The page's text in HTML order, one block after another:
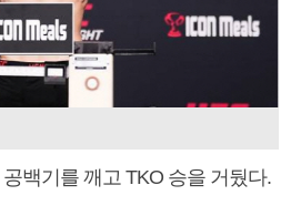
백기를 깨고 TKO 승을 거뒀다.